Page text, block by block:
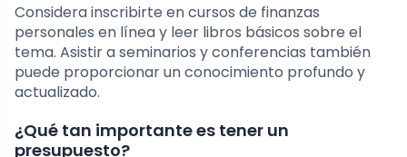
Considera inscribirte en cursos de finanzas
personales en línea y leer libros básicos sobre el
tema. Asistir a seminarios y conferencias también
puede proporcionar un conocimiento profundo y
actualizado.
¿Qué tan importante es tener un
presupuesto?